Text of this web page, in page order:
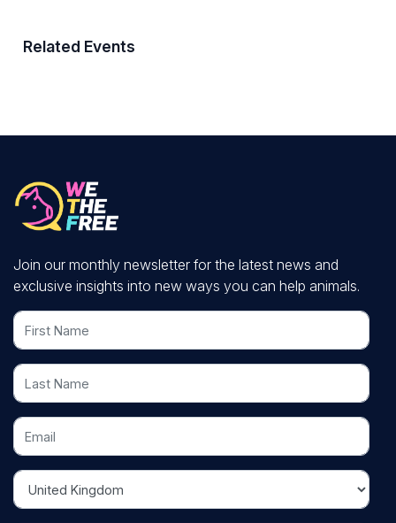
Related Events
Join our monthly newsletter for the latest news and
exclusive insights into new ways you can help animals.
First Name
Last Name
Email
Country